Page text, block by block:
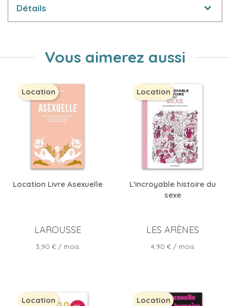
Détails
Vous aimerez aussi
Location Livre Asexuelle
LAROUSSE
Prix
3,90 € / mois
Location
L'incroyable histoire du
sexe
LES ARÈNES
Prix
4,90 € / mois
Location
Location Location